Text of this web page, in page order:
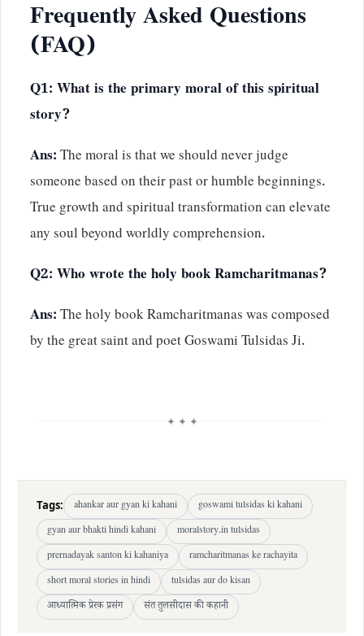
Frequently Asked Questions
(FAQ)
Q1: What is the primary moral of this spiritual
story?
Ans:The moral is that we should never judge
someone based on their past or humble beginnings.
True growth and spiritual transformation can elevate
any soul beyond worldly comprehension.
Q2: Who wrote the holy book Ramcharitmanas?
Ans:The holy book Ramcharitmanas was composed
by the great saint and poet Goswami Tulsidas Ji.
✦ ✦ ✦
Tags: ahankar aur gyan ki kahani
goswami tulsidas ki kahani
gyan aur bhakti hindi kahani
moralstory.in tulsidas
prernadayak santon ki kahaniya
ramcharitmanas ke rachayita
short moral stories in hindi
tulsidas aur do kisan
आध्यात्मिक प्रेरक प्रसंग
संत तुलसीदास की कहानी